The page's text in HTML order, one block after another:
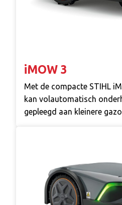
iMOW 3
Met de compacte STIHL
kan volautomatisch
gepleegd aan kleinere